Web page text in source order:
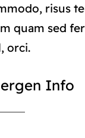
risus
quam sed
orci.
Info